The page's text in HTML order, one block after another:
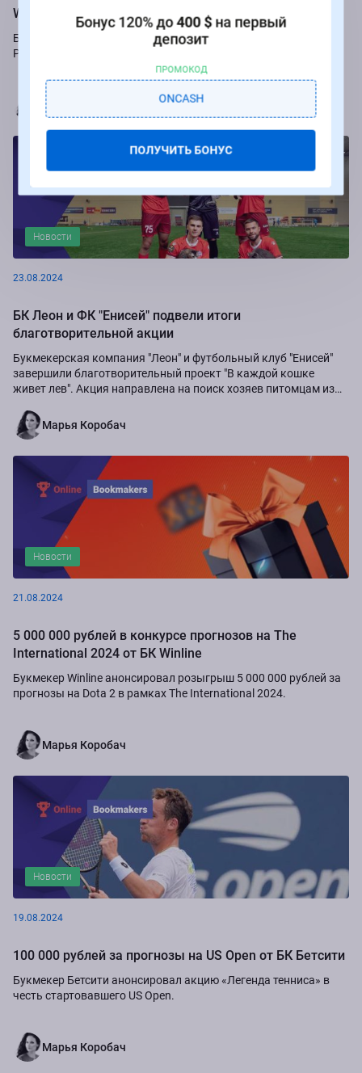
Winline
Букмекер Winline подарит бесплатные ставки за пари на игры
Российской Премьер-лиги.
Марья Коробач
Новости
23.08.2024
БК Леон и ФК "Енисей" подвели итоги
благотворительной акции
Букмекерская компания "Леон" и футбольный клуб "Енисей"
завершили благотворительный проект "В каждой кошке
живет лев". Акция направлена на поиск хозяев питомцам из
Марья Коробач
Новости
21.08.2024
5 000 000 рублей в конкурсе прогнозов на The
International 2024 от БК Winline
Букмекер Winline анонсировал розыгрыш 5 000 000 рублей за
прогнозы на Dota 2 в рамках The International 2024.
Марья Коробач
Новости
19.08.2024
100 000 рублей за прогнозы на US Open от БК Бетсити
Букмекер Бетсити анонсировал акцию «Легенда тенниса» в
честь стартовавшего US Open.
Марья Коробач
Бонус 120% до400 $на первый
депозит
ПРОМОКОД
ONCASH
ПОЛУЧИТЬ БОНУС